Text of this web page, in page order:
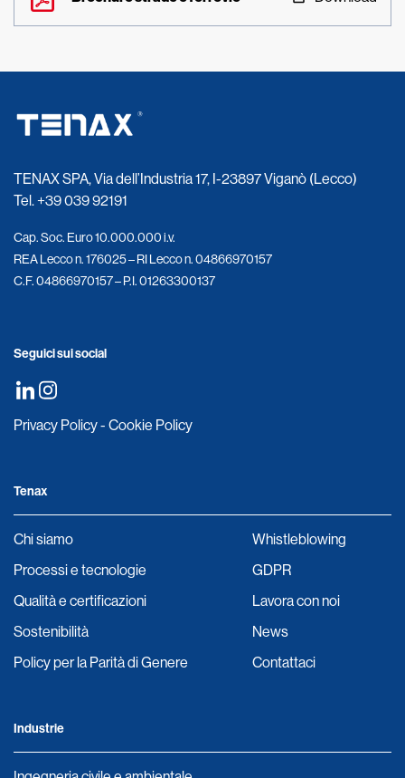
TENAX SPA, Via dell’Industria 17, I-23897 Viganò (Lecco)
Tel.+39 039 92191
Cap. Soc. Euro 10.000.000 i.v.
REA Lecco n. 176025 – RI Lecco n. 04866970157
C.F. 04866970157 – P.I. 01263300137
Seguici sui social
Privacy Policy- Cookie Policy
Tenax
Chi siamo
Processi e tecnologie
Qualità e certificazioni
Sostenibilità
Policy per la Parità di Genere
Whistleblowing
GDPR
Lavora con noi
News
Contattaci
Industrie